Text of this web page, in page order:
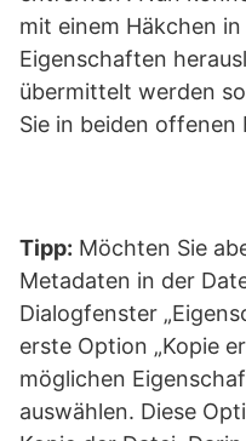
mit einem Häkchen
Eigenschaften
übermittelt werden
Sie in beiden offenen
Tipp: Möchten Sie
Metadaten in der
Dialogfenster
erste Option „Kopie
möglichen
auswählen. Diese